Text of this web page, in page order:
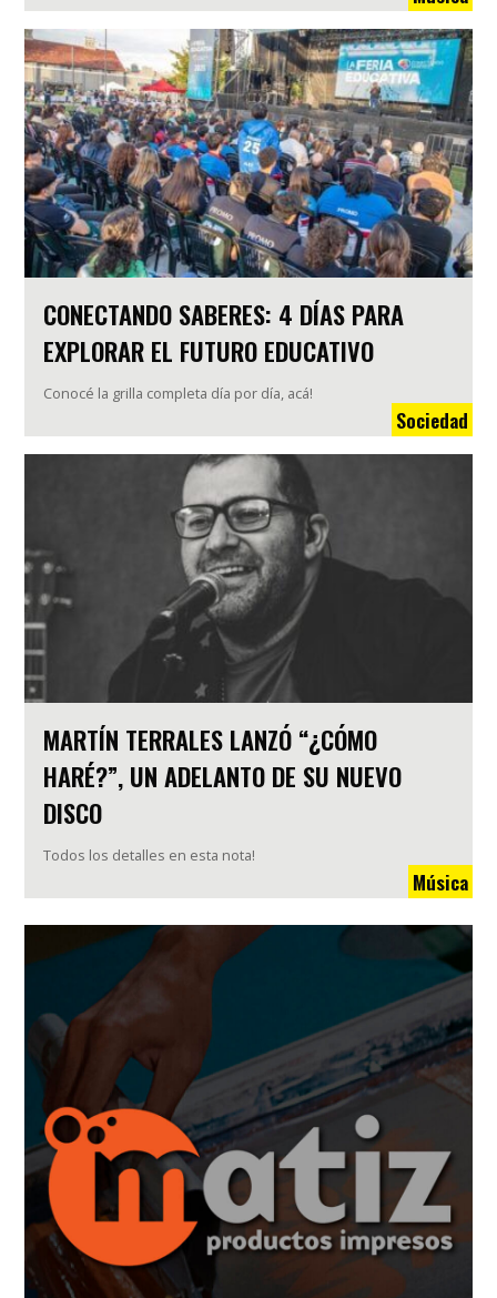
CONECTANDO SABERES: 4 DÍAS PARA
EXPLORAR EL FUTURO EDUCATIVO
Conocé la grilla completa día por día, acá!
Sociedad
MARTÍN TERRALES LANZÓ “¿CÓMO
HARÉ?”, UN ADELANTO DE SU NUEVO
DISCO
Todos los detalles en esta nota!
Música